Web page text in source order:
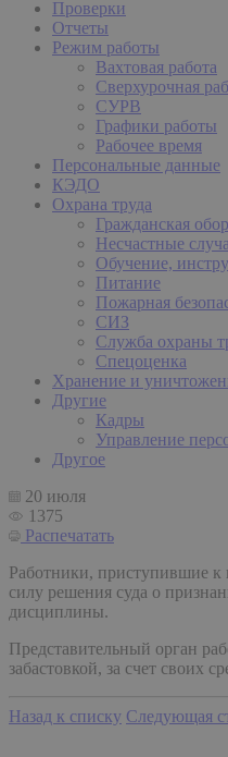
Проверки
Отчеты
Режим работы
Вахтовая работа
Сверхурочная
СУРВ
Графики работы
Рабочее время
Персональные данные
КЭДО
Охрана труда
Гражданская
Несчастные
Обучение,
Питание
Пожарная
СИЗ
Служба охраны
Спецоценка
Хранение и
Другие
Кадры
Управление
Другое
20 июля
1375
Распечатать
Работники, приступившие к
силу решения суда о
дисциплины.
Представительный орган
забастовкой, за счет своих
Назад к списку Следующая